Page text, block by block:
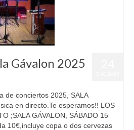
Gávalon 2025
de conciertos 2025, SALA
en directo.Te esperamos!! LOS
;SALA GÁVALON, SÁBADO 15
10€,incluye copa o dos cervezas